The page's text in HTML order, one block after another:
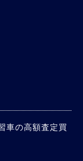
車の高額査定買